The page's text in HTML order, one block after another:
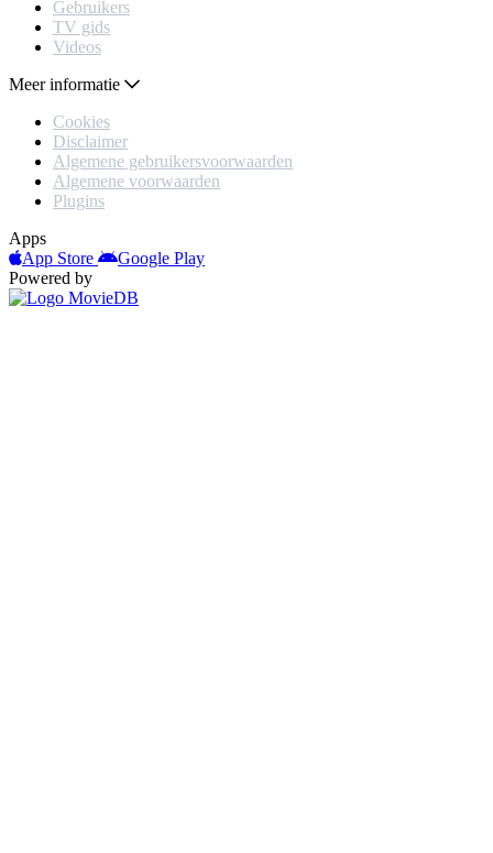
Gebruikers
TV gids
Videos
Meer informatie
Cookies
Disclaimer
Algemene gebruikersvoorwaarden
Algemene voorwaarden
Plugins
Apps
App Store
Google Play
Powered by